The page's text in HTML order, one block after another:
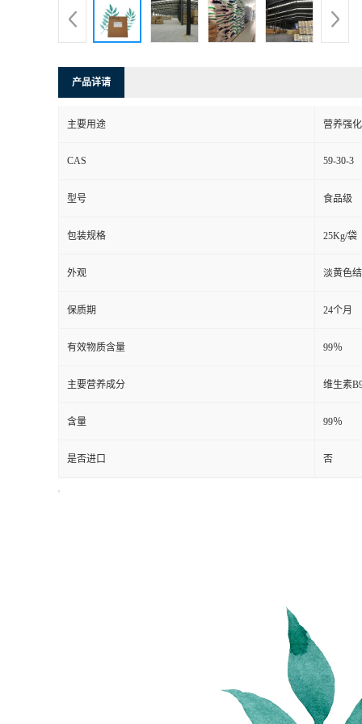
产品详请
主要用途 营养强
CAS 59-30-3
型号 食品级
包装规格 25Kg/袋
外观 淡黄色
保质期 24个月
有效物质含量 99％
主要营养成分 维生素
含量 99％
是否进口 否